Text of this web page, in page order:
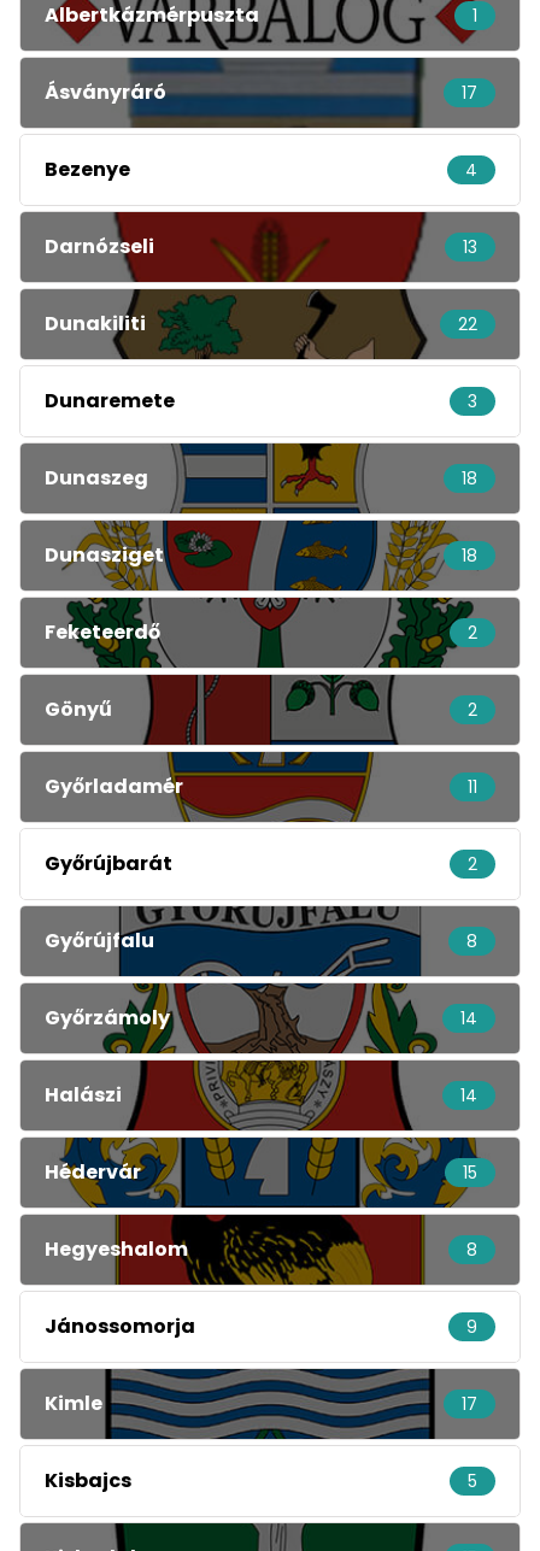
Albertkázmérpuszta 1
Ásványráró 17
Bezenye 4
Darnózseli 13
Dunakiliti 22
Dunaremete 3
Dunaszeg 18
Dunasziget 18
Feketeerdő 2
Gönyű 2
Győrladamér 11
Győrújbarát 2
Győrújfalu 8
Győrzámoly 14
Halászi 14
Hédervár 15
Hegyeshalom 8
Jánossomorja 9
Kimle 17
Kisbajcs 5